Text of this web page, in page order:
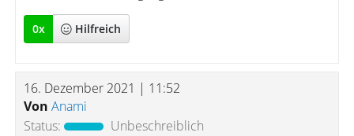
0x Hilfreich
16. Dezember 2021 | 11:52
Von Anami
Status:
Unbeschreiblich